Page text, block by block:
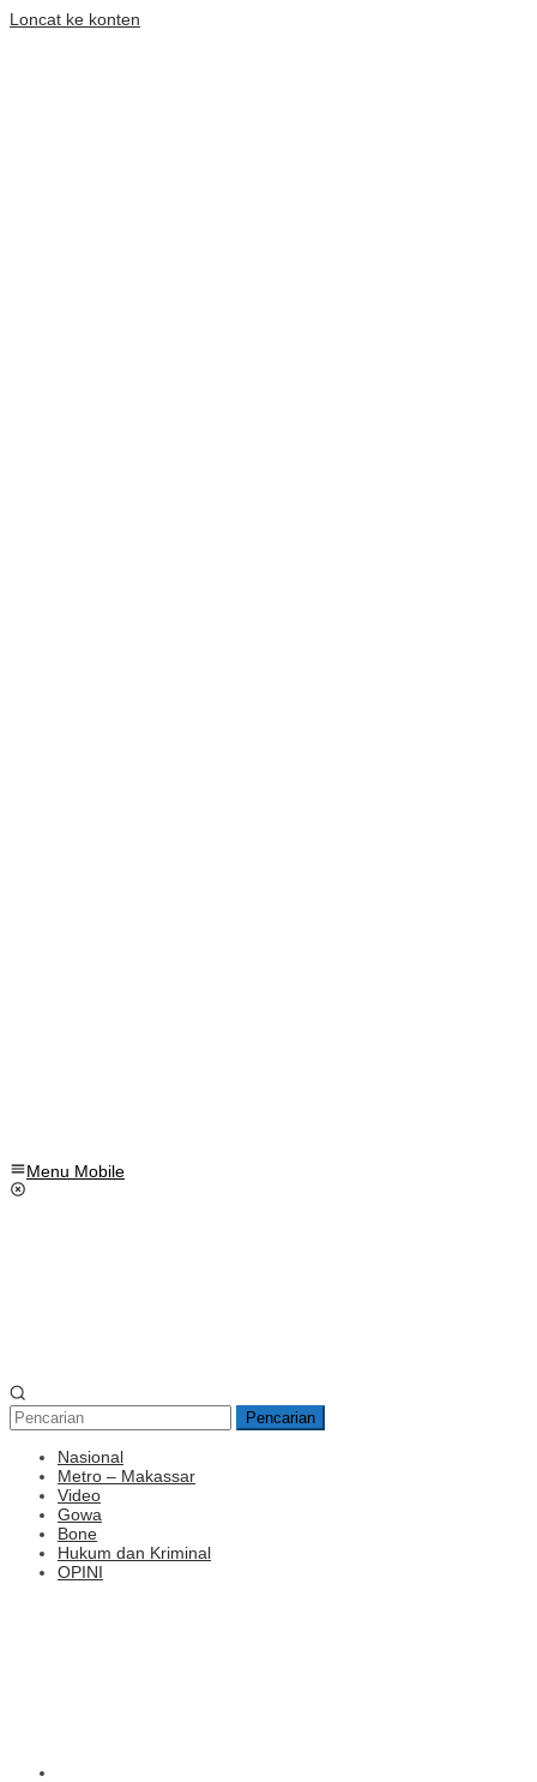
Loncat ke konten
Menu Mobile
Pencarian
Nasional
Metro – Makassar
Video
Gowa
Bone
Hukum dan Kriminal
OPINI